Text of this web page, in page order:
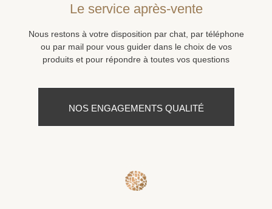
Le service après-vente
Nous restons à votre disposition par chat, par téléphone
ou par mail pour vous guider dans le choix de vos
produits et pour répondre à toutes vos questions
NOS ENGAGEMENTS QUALITÉ